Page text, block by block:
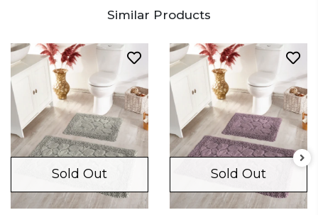
Similar Products
Sold Out Sold Out